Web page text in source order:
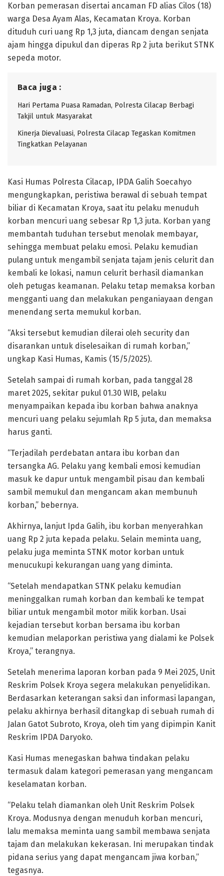
Korban pemerasan disertai ancaman FD alias Cilos (18)
warga Desa Ayam Alas, Kecamatan Kroya. Korban
dituduh curi uang Rp 1,3 juta, diancam dengan senjata
ajam hingga dipukul dan diperas Rp 2 juta berikut STNK
sepeda motor.
Baca juga :
Hari Pertama Puasa Ramadan, Polresta Cilacap Berbagi
Takjil untuk Masyarakat
Kinerja Dievaluasi, Polresta Cilacap Tegaskan Komitmen
Tingkatkan Pelayanan
Kasi Humas Polresta Cilacap, IPDA Galih Soecahyo
mengungkapkan, peristiwa berawal di sebuah tempat
biliar di Kecamatan Kroya, saat itu pelaku menuduh
korban mencuri uang sebesar Rp 1,3 juta. Korban yang
membantah tuduhan tersebut menolak membayar,
sehingga membuat pelaku emosi. Pelaku kemudian
pulang untuk mengambil senjata tajam jenis celurit dan
kembali ke lokasi, namun celurit berhasil diamankan
oleh petugas keamanan. Pelaku tetap memaksa korban
mengganti uang dan melakukan penganiayaan dengan
menendang serta memukul korban.
“Aksi tersebut kemudian dilerai oleh security dan
disarankan untuk diselesaikan di rumah korban,”
ungkap Kasi Humas, Kamis (15/5/2025).
Setelah sampai di rumah korban, pada tanggal 28
maret 2025, sekitar pukul 01.30 WIB, pelaku
menyampaikan kepada ibu korban bahwa anaknya
mencuri uang pelaku sejumlah Rp 5 juta, dan memaksa
harus ganti.
“Terjadilah perdebatan antara ibu korban dan
tersangka AG. Pelaku yang kembali emosi kemudian
masuk ke dapur untuk mengambil pisau dan kembali
sambil memukul dan mengancam akan membunuh
korban,” bebernya.
Akhirnya, lanjut Ipda Galih, ibu korban menyerahkan
uang Rp 2 juta kepada pelaku. Selain meminta uang,
pelaku juga meminta STNK motor korban untuk
menucukupi kekurangan uang yang diminta.
“Setelah mendapatkan STNK pelaku kemudian
meninggalkan rumah korban dan kembali ke tempat
biliar untuk mengambil motor milik korban. Usai
kejadian tersebut korban bersama ibu korban
kemudian melaporkan peristiwa yang dialami ke Polsek
Kroya,” terangnya.
Setelah menerima laporan korban pada 9 Mei 2025, Unit
Reskrim Polsek Kroya segera melakukan penyelidikan.
Berdasarkan keterangan saksi dan informasi lapangan,
pelaku akhirnya berhasil ditangkap di sebuah rumah di
Jalan Gatot Subroto, Kroya, oleh tim yang dipimpin Kanit
Reskrim IPDA Daryoko.
Kasi Humas menegaskan bahwa tindakan pelaku
termasuk dalam kategori pemerasan yang mengancam
keselamatan korban.
“Pelaku telah diamankan oleh Unit Reskrim Polsek
Kroya. Modusnya dengan menuduh korban mencuri,
lalu memaksa meminta uang sambil membawa senjata
tajam dan melakukan kekerasan. Ini merupakan tindak
pidana serius yang dapat mengancam jiwa korban,”
tegasnya.